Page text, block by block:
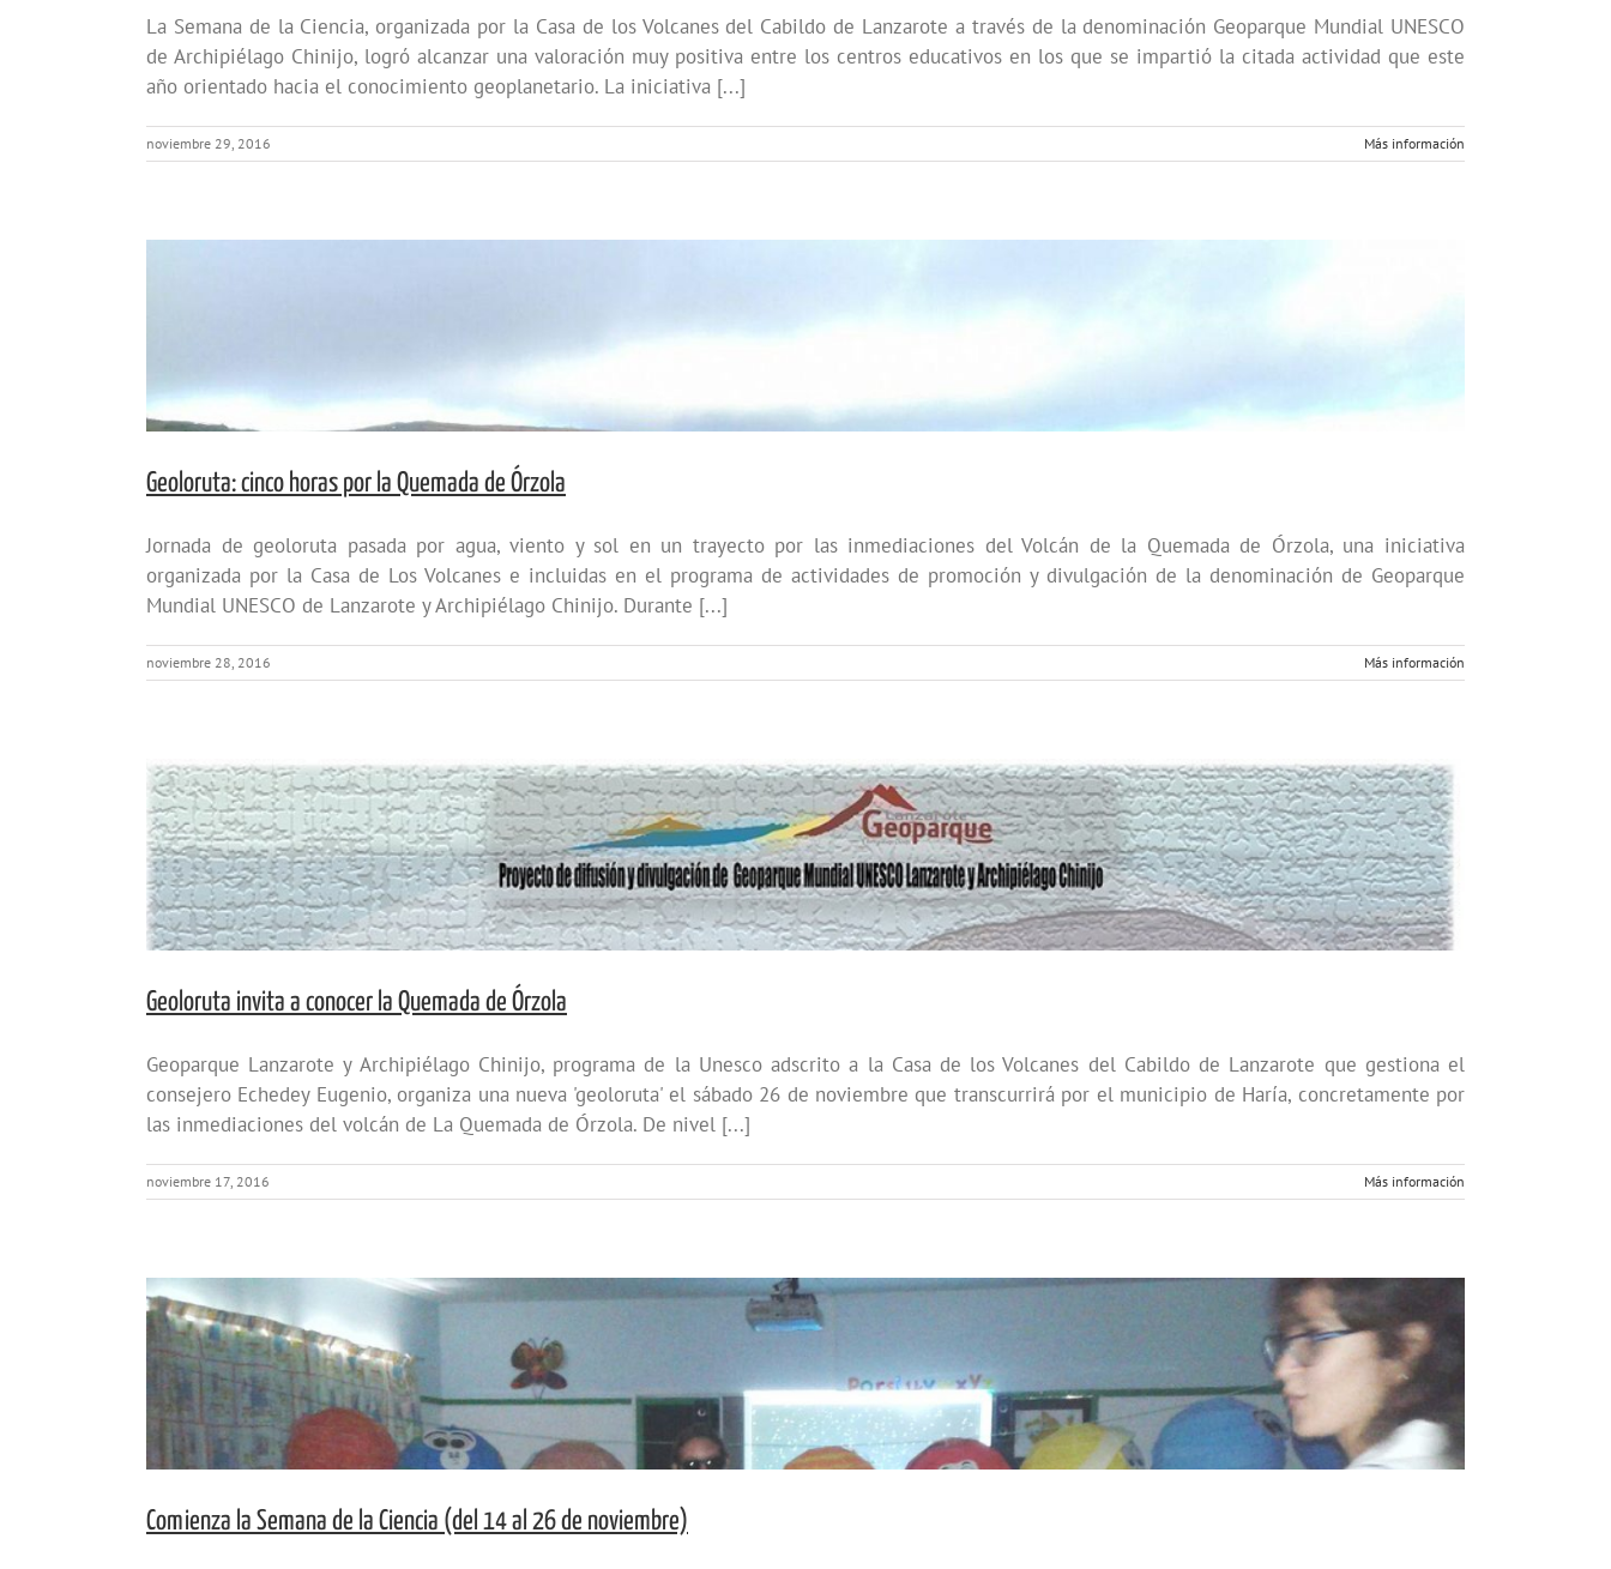
La Semana de la Ciencia, organizada por la Casa de los Volcanes del Cabildo de Lanzarote a través de la denominación Geoparque Mundial UNESCO
de Archipiélago Chinijo, logró alcanzar una valoración muy positiva entre los centros educativos en los que se impartió la citada actividad que este
año orientado hacia el conocimiento geoplanetario. La iniciativa [...]
noviembre 29, 2016 Más información
Geoloruta: cinco horas por la Quemada de Órzola
Jornada de geoloruta pasada por agua, viento y sol en un trayecto por las inmediaciones del Volcán de la Quemada de Órzola, una iniciativa
organizada por la Casa de Los Volcanes e incluidas en el programa de actividades de promoción y divulgación de la denominación de Geoparque
Mundial UNESCO de Lanzarote y Archipiélago Chinijo. Durante [...]
noviembre 28, 2016 Más información
Geoloruta invita a conocer la Quemada de Órzola
Geoparque Lanzarote y Archipiélago Chinijo, programa de la Unesco adscrito a la Casa de los Volcanes del Cabildo de Lanzarote que gestiona el
consejero Echedey Eugenio, organiza una nueva 'geoloruta' el sábado 26 de noviembre que transcurrirá por el municipio de Haría, concretamente por
las inmediaciones del volcán de La Quemada de Órzola. De nivel [...]
noviembre 17, 2016 Más información
Comienza la Semana de la Ciencia (del 14 al 26 de noviembre)